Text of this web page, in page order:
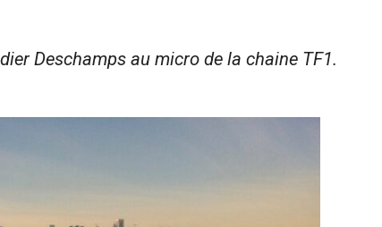
Deschamps au micro de la chaine TF1.